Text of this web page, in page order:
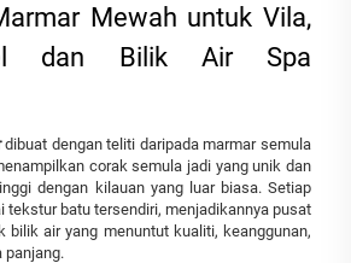
Mewah untuk Vila,
dan Bilik Air Spa
dibuat dengan teliti daripada marmar semula
corak semula jadi yang unik dan
dengan kilauan yang luar biasa. Setiap
tekstur batu tersendiri, menjadikannya pusat
bilik air yang menuntut kualiti, keanggunan,
panjang.